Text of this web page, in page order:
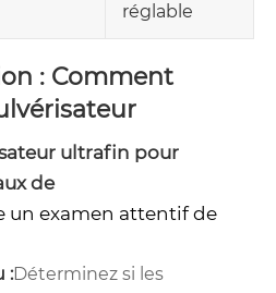
réglable
: Comment
ultrafin pour
de
un examen attentif de
:Déterminez si les